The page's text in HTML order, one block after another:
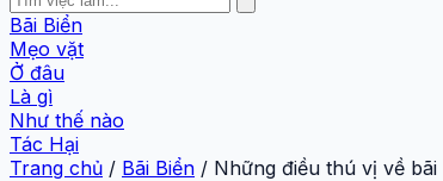
Bãi Biển
Mẹo vặt
Ở đâu
Là gì
Như thế nào
Tác Hại
Trang chủ / Bãi Biển / Những điều thú vị về